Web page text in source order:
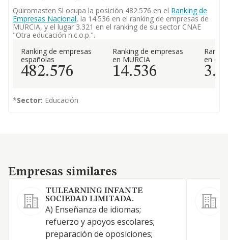
Quiromasten Sl ocupa la posición 482.576 en el Ranking de
Empresas Nacional, la 14.536 en el ranking de empresas de
MURCIA, y el lugar 3.321 en el ranking de su sector CNAE
"Otra educación n.c.o.p.".
Ranking de empresas
españolas
482.576
Ranking de empresas
en MURCIA
14.536
en el
*Sector: Educación
Empresas similares
Empresas similares
TULEARNING INFANTE
SOCIEDAD LIMITADA.
A) Enseñanza de idiomas;
refuerzo y apoyos escolares;
preparación de oposiciones;